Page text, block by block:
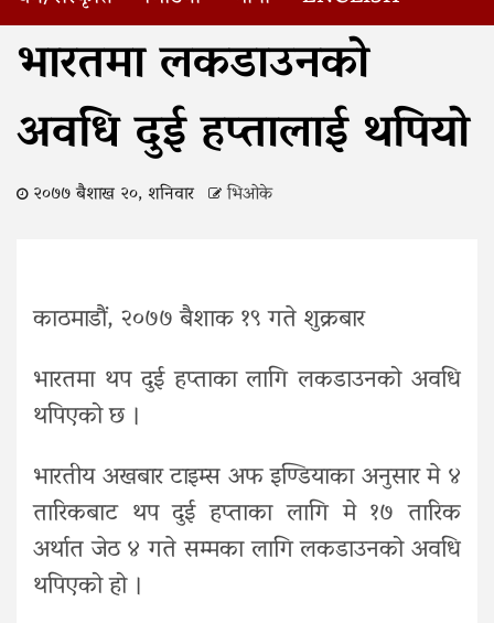
भारतमा लकडाउनको
अवधि दुई हप्तालाई थपियो
२०७७ बैशाख २०, शनिवार भिओके
काठमाडौं, २०७७ बैशाक १९ गते शुक्रबार
भारतमा थप दुई हप्ताका लागि लकडाउनको अवधि
थपिएको छ ।
भारतीय अखबार टाइम्स अफ इण्डियाका अनुसार मे ४
तारिकबाट थप दुई हप्ताका लागि मे १७ तारिक
अर्थात जेठ ४ गते सम्मका लागि लकडाउनको अवधि
थपिएको हो ।